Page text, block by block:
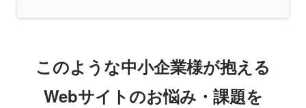
このような中小企業様が抱える
Webサイトのお悩み・課題を